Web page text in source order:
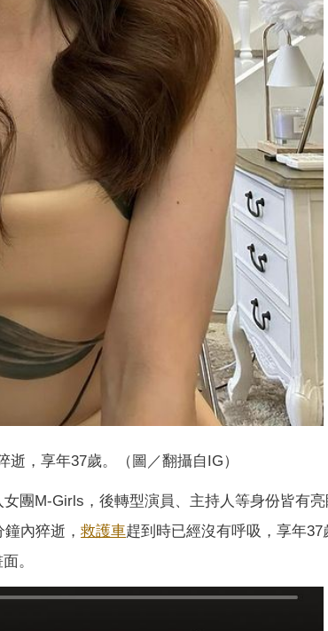
逝，享年37歲。（圖／翻攝自IG）
團M-Girls，後轉型演員、主持人等身份皆有
內猝逝， 救護車趕到時已經沒有呼吸，享年37
。